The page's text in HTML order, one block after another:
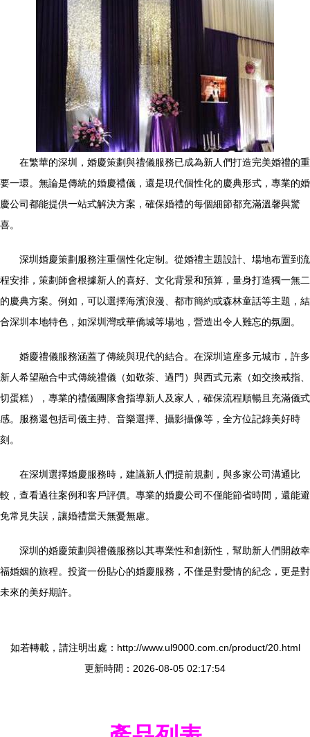
在繁華的深圳，婚慶策劃與禮儀服務已成為新人們打造完美婚禮的重
要一環。無論是傳統的婚慶禮儀，還是現代個性化的慶典形式，專業的婚
慶公司都能提供一站式解決方案，確保婚禮的每個細節都充滿溫馨與驚
喜。
深圳婚慶策劃服務注重個性化定制。從婚禮主題設計、場地布置到流
程安排，策劃師會根據新人的喜好、文化背景和預算，量身打造獨一無二
的慶典方案。例如，可以選擇海濱浪漫、都市簡約或森林童話等主題，結
合深圳本地特色，如深圳灣或華僑城等場地，營造出令人難忘的氛圍。
婚慶禮儀服務涵蓋了傳統與現代的結合。在深圳這座多元城市，許多
新人希望融合中式傳統禮儀（如敬茶、過門）與西式元素（如交換戒指、
切蛋糕），專業的禮儀團隊會指導新人及家人，確保流程順暢且充滿儀式
感。服務還包括司儀主持、音樂選擇、攝影攝像等，全方位記錄美好時
刻。
在深圳選擇婚慶服務時，建議新人們提前規劃，與多家公司溝通比
較，查看過往案例和客戶評價。專業的婚慶公司不僅能節省時間，還能避
免常見失誤，讓婚禮當天無憂無慮。
深圳的婚慶策劃與禮儀服務以其專業性和創新性，幫助新人們開啟幸
福婚姻的旅程。投資一份貼心的婚慶服務，不僅是對愛情的紀念，更是對
未來的美好期許。
如若轉載，請注明出處：http://www.ul9000.com.cn/product/20.html
更新時間：2026-08-05 02:17:54